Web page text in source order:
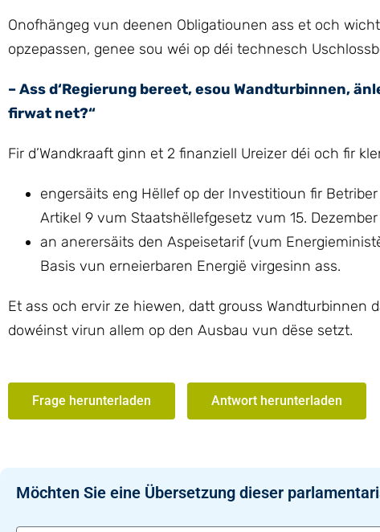
Onofhängeg vun deenen Obligatiounen ass et och
opzepassen, genee sou wéi op déi technesch
– Ass d‘Regierung bereet, esou Wandturbinnen,
firwat net?“
Fir d’Wandkraaft ginn et 2 finanziell Ureizer déi och fir
engersäits eng Hëllef op der Investitioun fir
Artikel 9 vum Staatshëllefgesetz vum 15. Dezember
an anerersäits den Aspeisetarif (vum
Basis vun erneierbaren Energië virgesinn ass.
Et ass och ervir ze hiewen, datt grouss Wandturbinnen
dowéinst virun allem op den Ausbau vun dëse setzt.
Frage herunterladen Antwort herunterladen
Möchten Sie eine Übersetzung dieser